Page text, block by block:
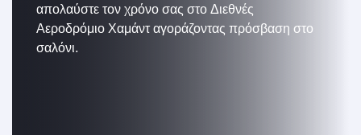
απολαύστε τον χρόνο σας στο Διεθνές
Αεροδρόμιο Χαμάντ αγοράζοντας πρόσβαση στο
σαλόνι.